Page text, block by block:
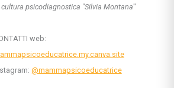
cultura psicodiagnostica "Silvia Montana"
web:
@mammapsicoeducatrice